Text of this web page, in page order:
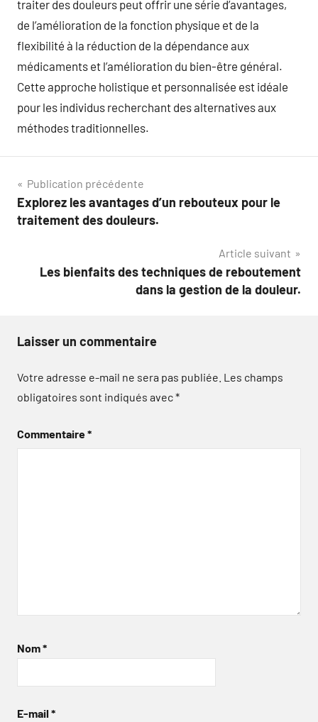
traiter des douleurs peut offrir une série d’avantages,
de l’amélioration de la fonction physique et de la
flexibilité à la réduction de la dépendance aux
médicaments et l’amélioration du bien-être général.
Cette approche holistique et personnalisée est idéale
pour les individus recherchant des alternatives aux
méthodes traditionnelles.
Navigation
de
Publication précédente
Explorez les avantages d’un rebouteux pour le
traitement des douleurs.
Article suivant
Les bienfaits des techniques de reboutement
dans la gestion de la douleur.
Laisser un commentaire
Votre adresse e-mail ne sera pas publiée. Les champs
obligatoires sont indiqués avec*
Commentaire*
Nom*
E-mail *